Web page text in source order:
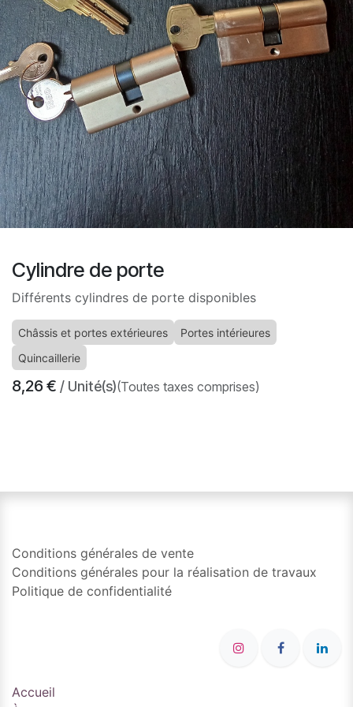
Cylindre de porte
Différents cylindres de porte disponibles
Châssis et portes extérieures
Portes intérieures
Quincaillerie
8,26 € / Unité(s)(Toutes taxes comprises)
Conditions générales de vente
Conditions générales pour la réalisation de travaux
Politique de confidentialité
Accueil